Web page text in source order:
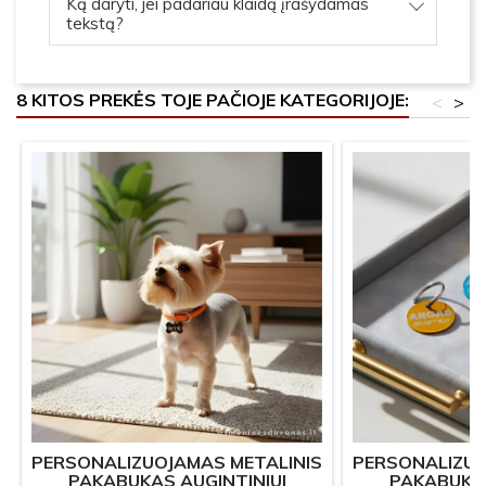
Ką daryti, jei padariau klaidą įrašydamas
tekstą?
8 KITOS PREKĖS TOJE PAČIOJE KATEGORIJOJE: >
<
PERSONALIZUOJAMAS METALINIS
PAKABUKAS AUGINTINIUI